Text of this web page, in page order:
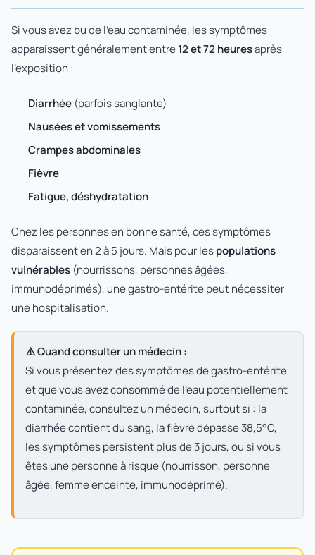
Si vous avez bu de l'eau contaminée, les symptômes
apparaissent généralement entre12 et 72 heuresaprès
l'exposition :
Diarrhée (parfois sanglante)
Nausées et vomissements
Crampes abdominales
Fièvre
Fatigue, déshydratation
Chez les personnes en bonne santé, ces symptômes
disparaissent en 2 à 5 jours. Mais pour lespopulations
vulnérables (nourrissons, personnes âgées,
immunodéprimés), une gastro-entérite peut nécessiter
une hospitalisation.
⚠️ Quand consulter un médecin :
Si vous présentez des symptômes de gastro-entérite
et que vous avez consommé de l'eau potentiellement
contaminée, consultez un médecin, surtout si : la
diarrhée contient du sang, la fièvre dépasse 38,5°C,
les symptômes persistent plus de 3 jours, ou si vous
êtes une personne à risque (nourrisson, personne
âgée, femme enceinte, immunodéprimé).